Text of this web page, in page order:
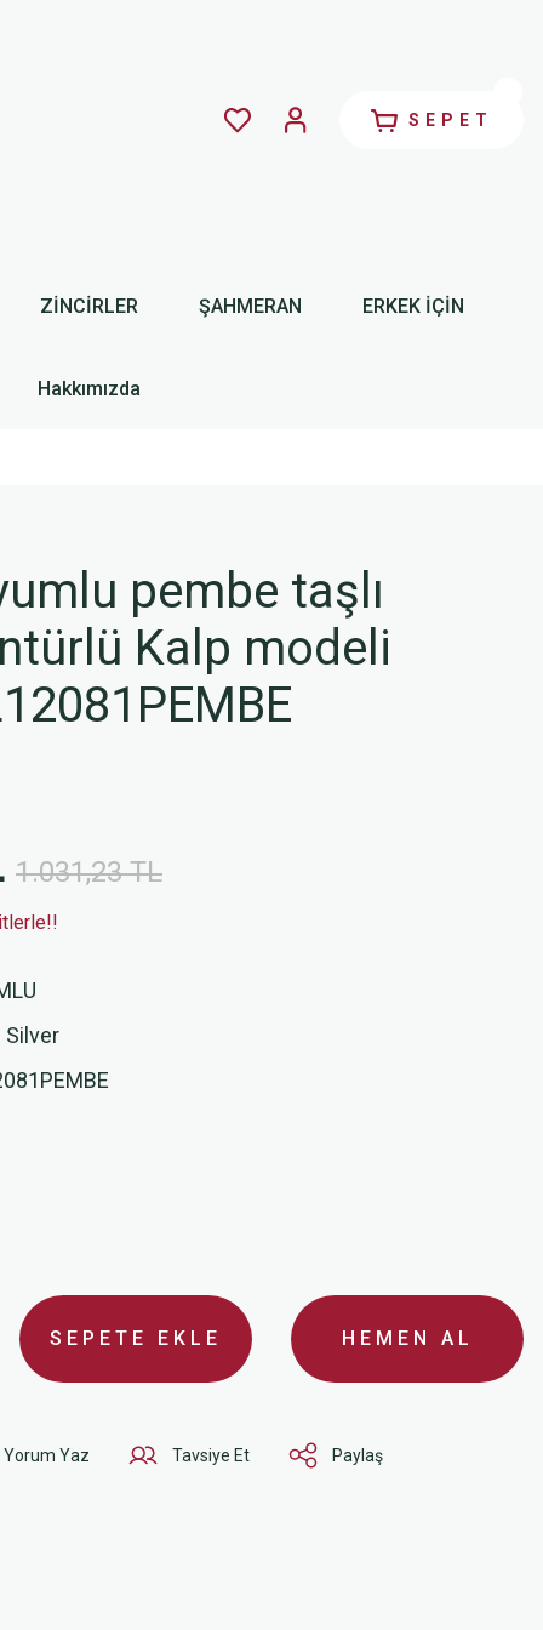
SEPET
ZİNCİRLER ŞAHMERAN ERKEK İÇİN
Hakkımızda
pembe taşlı
Kalp modeli
1.031,23 TL
Silver
SEPETE EKLE HEMEN AL
Yorum Yaz Tavsiye Et Paylaş